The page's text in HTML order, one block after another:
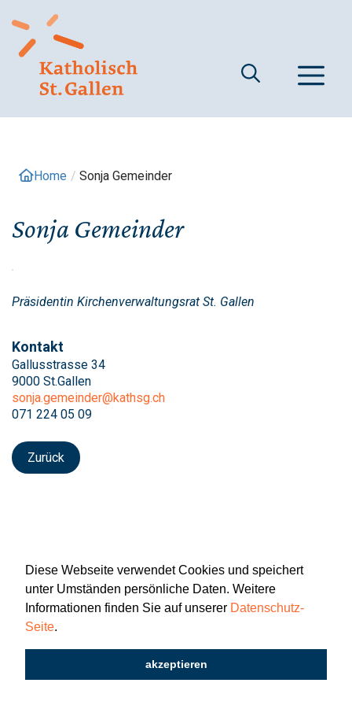
Diese Webseite verwendet Cookies und speichert
unter Umständen persönliche Daten. Weitere
Informationen finden Sie auf unserer Datenschutz-
Seite.
akzeptieren
zum
Inhalt
Home / Sonja Gemeinder
Sonja Gemeinder
Präsidentin Kirchenverwaltungsrat St. Gallen
Kontakt
Gallusstrasse 34
9000 St.Gallen
sonja.gemeinder@kathsg.ch
071 224 05 09
Zurück
Newsletter Impressum
Datenschutz
2026 © Katholisch St. Gallen